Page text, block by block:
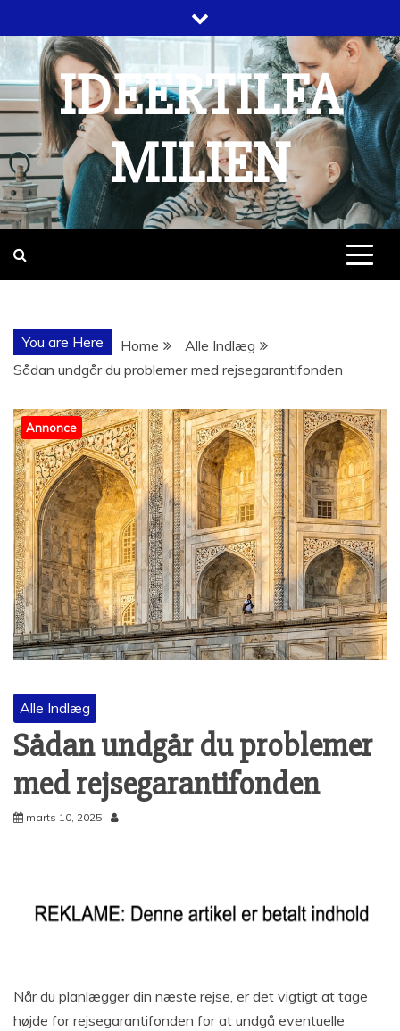
to
content
IDEERTILFA
MILIEN
You are Here Home
Alle Indlæg
Sådan undgår du problemer med rejsegarantifonden
Annonce
Alle Indlæg
Sådan undgår du problemer
med rejsegarantifonden
marts 10, 2025
Når du planlægger din næste rejse, er det vigtigt at tage
højde for rejsegarantifonden for at undgå eventuelle